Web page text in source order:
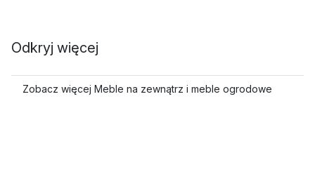
Odkryj więcej
Zobacz więcej Meble na zewnątrz i meble ogrodowe